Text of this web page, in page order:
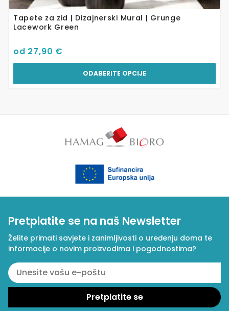
Tapete za zid | Dizajnerski Mural | Grunge
Lacework Green
od 27,90 €
ODABERITE OPCIJE
Pretplatite se na naš Newsletter
Želite primati savjete i zanimljivosti o uređenju doma te
informacije o novim proizvodima i pogodnostima?